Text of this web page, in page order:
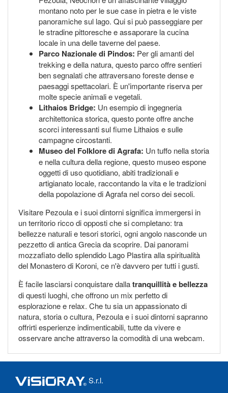
montano noto per le sue case in pietra e le viste
panoramiche sul lago. Qui si può passeggiare per
le stradine pittoresche e assaporare la cucina
locale in una delle taverne del paese.
Parco Nazionale di Pindos: Per gli amanti del
trekking e della natura, questo parco offre sentieri
ben segnalati che attraversano foreste dense e
paesaggi spettacolari. È un'importante riserva per
molte specie animali e vegetali.
Lithaios Bridge: Un esempio di ingegneria
architettonica storica, questo ponte offre anche
scorci interessanti sul fiume Lithaios e sulle
campagne circostanti.
Museo del Folklore di Agrafa: Un tuffo nella storia
e nella cultura della regione, questo museo espone
oggetti di uso quotidiano, abiti tradizionali e
artigianato locale, raccontando la vita e le tradizioni
della popolazione di Agrafa nel corso dei secoli.
Visitare Pezoula e i suoi dintorni significa immergersi in
un territorio ricco di opposti che si completano: tra
bellezze naturali e tesori storici, ogni angolo nasconde un
pezzetto di antica Grecia da scoprire. Dai panorami
mozzafiato dello splendido Lago Plastira alla spiritualità
del Monastero di Koroni, ce n'è davvero per tutti i gusti.
È facile lasciarsi conquistare dallatranquillità e bellezza
di questi luoghi, che offrono un mix perfetto di
esplorazione e relax. Che tu sia un appassionato di
natura, storia o cultura, Pezoula e i suoi dintorni sapranno
offrirti esperienze indimenticabili, tutte da vivere e
osservare anche attraverso la comodità di una webcam.
S.r.l.